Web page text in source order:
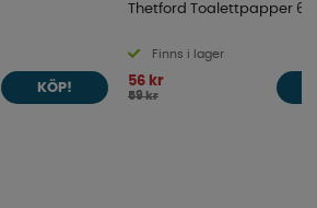
KÖP!
Thetford Toalettpapper 6-
Finns i lager
56 kr
59 kr